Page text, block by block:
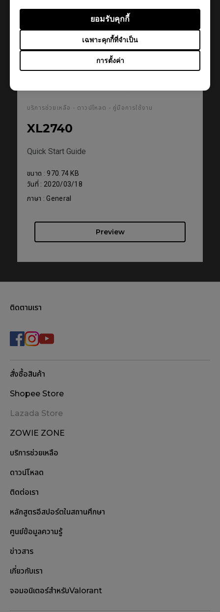
การตั้งค่า
เฉพาะคุกกี้ที่จำเป็น
ยอมรับคุกกี้
บริการช่วยเหลือ - ดาวน์โหลด - คู่มือการใช้งาน
XL2740
Quick Start Guide
ขนาด : 970.74 KB
วันที่ : 2020/03/18
ภาษา : General
Preview
ติดตามเรา
สั่งซื้อสินค้า
Shopee Store
Lazada Store
ZOWIE ZONE
บริการช่วยเหลือ
ดาวน์โหลด
ติดต่อเรา
หลักสูตรอีสปอร์ตในสถานศึกษา
ศูนย์ข้อมูลความรู้
ข่าวสาร
เกี่ยวกับเรา
จอมอนิเตอร์สำหรับValorant